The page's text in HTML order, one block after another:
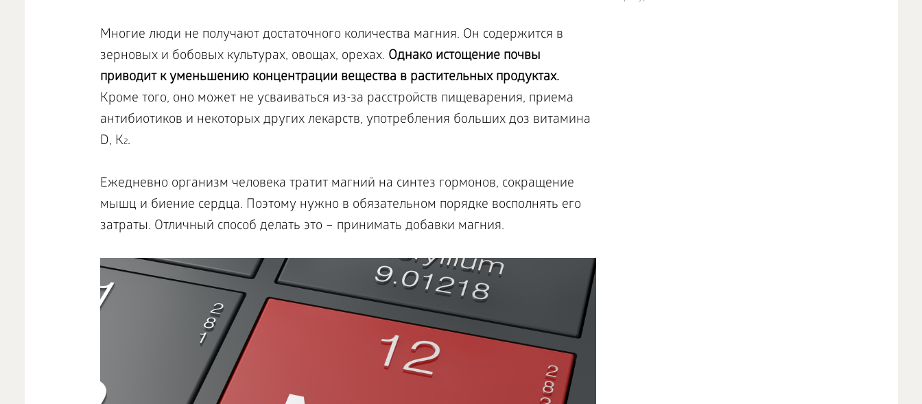
Многие люди не получают достаточного количества магния. Он содержится в
зерновых и бобовых культурах, овощах, орехах. Однако истощение почвы
приводит к уменьшению концентрации вещества в растительных продуктах.
Кроме того, оно может не усваиваться из-за расстройств пищеварения, приема
антибиотиков и некоторых других лекарств, употребления больших доз витамина
D, K2.
Ежедневно организм человека тратит магний на синтез гормонов, сокращение
мышц и биение сердца. Поэтому нужно в обязательном порядке восполнять его
затраты. Отличный способ делать это – принимать добавки магния.